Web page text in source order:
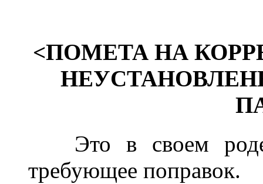
<ПОМЕТА НА
Это в своем роде
требующее поправок.